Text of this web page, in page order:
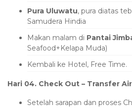
Pura Uluwatu, pura diatas
Samudera Hindia
Makan malam di Pantai
Seafood+Kelapa Muda)
Kembali ke Hotel, Free Time.
Hari 04. Check Out – Transfer
Setelah sarapan dan proses